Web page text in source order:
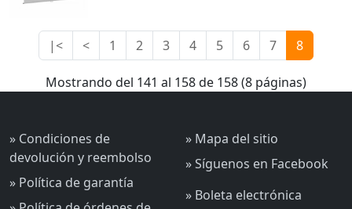
|< < 1 2 3 4 5 6 7 8
Mostrando del 141 al 158 de 158 (8 páginas)
» Condiciones de
devolución y reembolso
» Política de garantía
» Mapa del sitio
» Síguenos en Facebook
» Boleta electrónica